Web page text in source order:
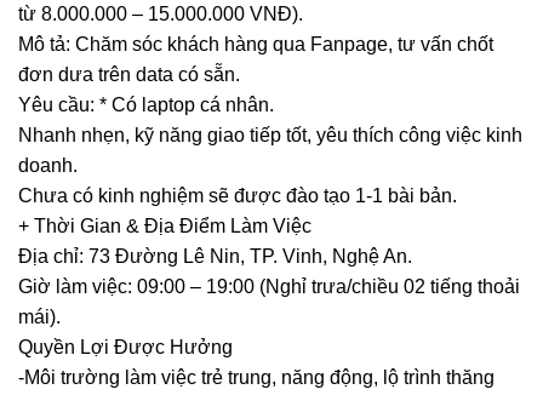
từ 8.000.000 – 15.000.000 VNĐ).
Mô tả: Chăm sóc khách hàng qua Fanpage, tư vấn chốt
đơn dưa trên data có sẵn.
Yêu cầu: * Có laptop cá nhân.
Nhanh nhẹn, kỹ năng giao tiếp tốt, yêu thích công việc kinh
doanh.
Chưa có kinh nghiệm sẽ được đào tạo 1-1 bài bản.
+ Thời Gian & Địa Điểm Làm Việc
Địa chỉ: 73 Đường Lê Nin, TP. Vinh, Nghệ An.
Giờ làm việc: 09:00 – 19:00 (Nghỉ trưa/chiều 02 tiếng thoải
mái).
Quyền Lợi Được Hưởng
-Môi trường làm việc trẻ trung, năng động, lộ trình thăng